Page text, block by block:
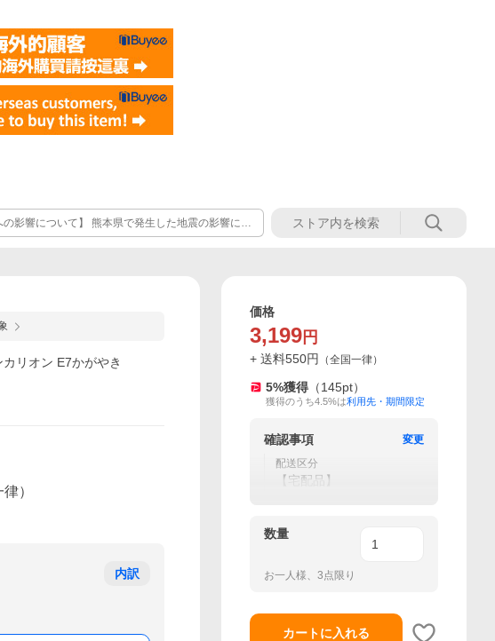
影響について】 熊本県で発生した地震の影響によ
しております。 最新の配送情報につきまして佐川
リオン E7かがやき
律）
内訳
価格
3,199 円
+ 送料550円 （全国一律）
5%獲得 （145pt）
獲得のうち4.5%は利用先・期間限定
確認事項
変更
配送区分
【宅配品】
数量
お一人様、3点限り
カートに入れる